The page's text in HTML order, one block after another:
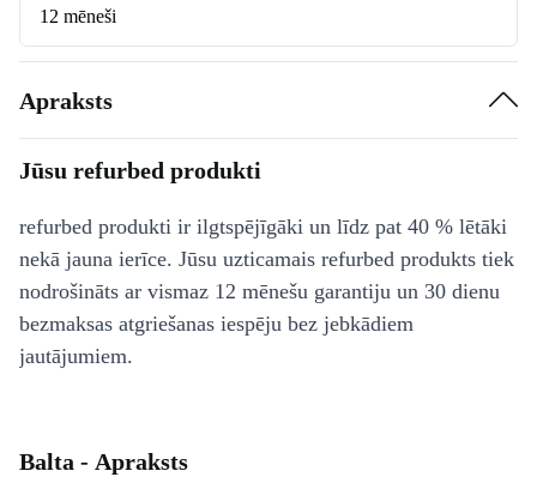
12 mēneši
Apraksts
Jūsu refurbed produkti
refurbed produkti ir ilgtspējīgāki un līdz pat 40 % lētāki
nekā jauna ierīce. Jūsu uzticamais refurbed produkts tiek
nodrošināts ar vismaz 12 mēnešu garantiju un 30 dienu
bezmaksas atgriešanas iespēju bez jebkādiem
jautājumiem.
Balta - Apraksts